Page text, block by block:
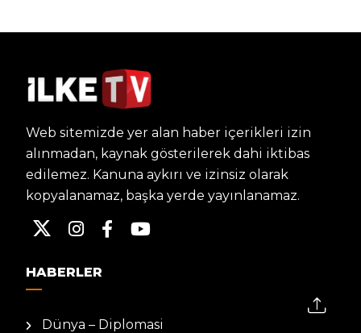
Web sitemizde yer alan haber içerikleri izin
alınmadan, kaynak gösterilerek dahi iktibas
edilemez. Kanuna aykırı ve izinsiz olarak
kopyalanamaz, başka yerde yayınlanamaz.
HABERLER
Dünya – Diplomasi